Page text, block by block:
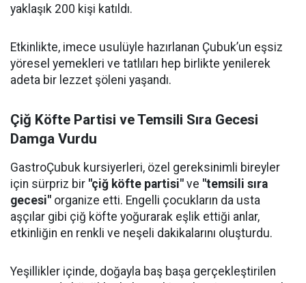
yaklaşık 200 kişi katıldı.
Etkinlikte, imece usulüyle hazırlanan Çubuk’un eşsiz
yöresel yemekleri ve tatlıları hep birlikte yenilerek
adeta bir lezzet şöleni yaşandı.
Çiğ Köfte Partisi ve Temsili Sıra Gecesi
Damga Vurdu
GastroÇubuk kursiyerleri, özel gereksinimli bireyler
için sürpriz bir "çiğ köfte partisi" ve "temsili sıra
gecesi" organize etti. Engelli çocukların da usta
aşçılar gibi çiğ köfte yoğurarak eşlik ettiği anlar,
etkinliğin en renkli ve neşeli dakikalarını oluşturdu.
Yeşillikler içinde, doğayla baş başa gerçekleştirilen